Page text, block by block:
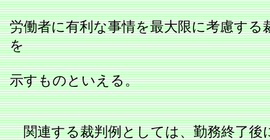
労働者に有利な事情を最大限に考慮する
を
示すものといえる。
関連する裁判例としては、勤務終了後